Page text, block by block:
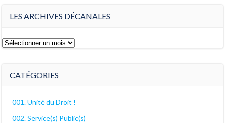
LES ARCHIVES DÉCANALES
Les
CATÉGORIES
001. Unité du Droit !
002. Service(s) Public(s)